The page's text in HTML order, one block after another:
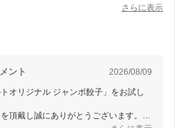
餃子も、あれはあれで安く美味し
さらに表示
ント 2026/08/09
オリジナル ジャンボ餃子」をお試し
頂戴し誠にありがとうございます。